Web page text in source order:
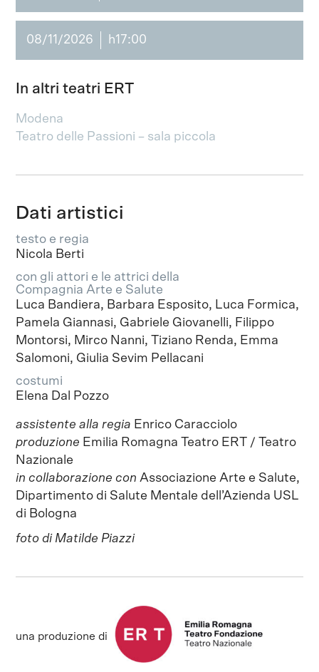
08/11/2026 h17:00
In altri teatri ERT
Modena
Teatro delle Passioni – sala piccola
Dati artistici
testo e regia
Nicola Berti
con gli attori e le attrici della
Compagnia Arte e Salute
Luca Bandiera, Barbara Esposito, Luca Formica,
Pamela Giannasi, Gabriele Giovanelli, Filippo
Montorsi, Mirco Nanni, Tiziano Renda, Emma
Salomoni, Giulia Sevim Pellacani
costumi
Elena Dal Pozzo
assistente alla regia Enrico Caracciolo
produzione Emilia Romagna Teatro ERT / Teatro
Nazionale
in collaborazione con Associazione Arte e Salute,
Dipartimento di Salute Mentale dell’Azienda USL
di Bologna
foto di Matilde Piazzi
una produzione di